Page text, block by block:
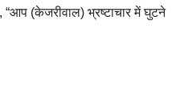
(केजरीवाल) भ्रष्टाचार में घुटने